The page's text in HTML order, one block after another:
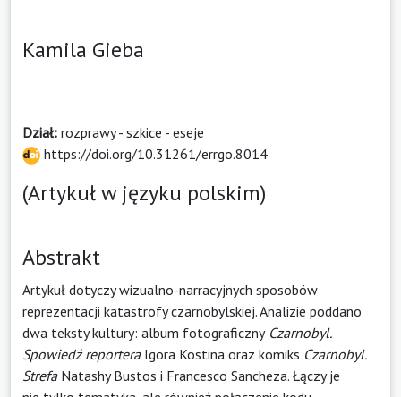
Kamila Gieba
Dział: rozprawy - szkice - eseje
https://doi.org/10.31261/errgo.8014
(Artykuł w języku polskim)
Abstrakt
Artykuł dotyczy wizualno-narracyjnych sposobów
reprezentacji katastrofy czarnobylskiej. Analizie poddano
dwa teksty kultury: album fotograficznyCzarnobyl.
Spowiedź reporteraIgora Kostina oraz komiks Czarnobyl.
StrefaNatashy Bustos i Francesco Sancheza. Łączy je